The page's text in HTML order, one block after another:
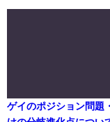
ゲイのポジション問題